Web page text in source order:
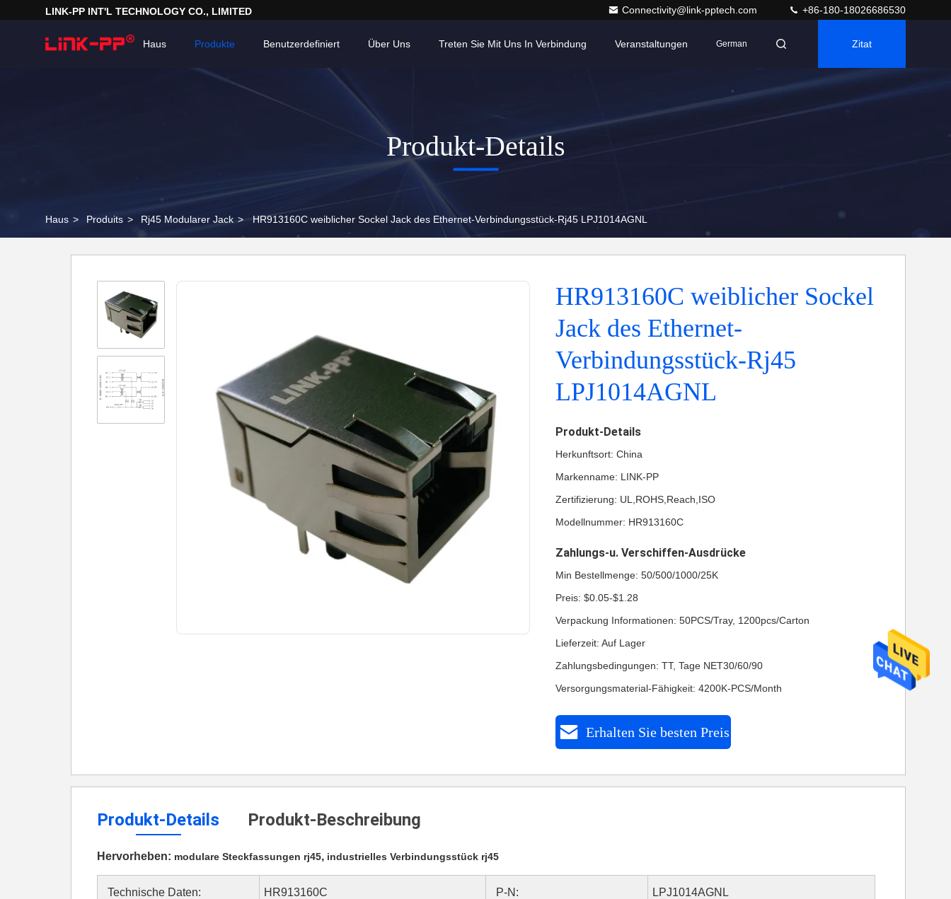
LINK-PP INT'L TECHNOLOGY CO., LIMITED Connectivity@link-pptech.com +86-180-18026686530
Haus Produkte Über Uns Treten Sie Mit Uns In Verbindung Veranstaltungen
Benutzerdefiniert German Zitat
Produkt-Details
Haus > Produits > Rj45 Modularer Jack > HR913160C weiblicher Sockel Jack des Ethernet-Verbindungsstück-Rj45 LPJ1014AGNL
HR913160C weiblicher Sockel
Jack des Ethernet-
Verbindungsstück-Rj45
LPJ1014AGNL
Produkt-Details
Herkunftsort: China
Markenname: LINK-PP
Zertifizierung: UL,ROHS,Reach,ISO
Modellnummer: HR913160C
Zahlungs-u. Verschiffen-Ausdrücke
Min Bestellmenge: 50/500/1000/25K
Preis: $0.05-$1.28
Verpackung Informationen: 50PCS/Tray, 1200pcs/Carton
Lieferzeit: Auf Lager
Zahlungsbedingungen: TT, Tage NET30/60/90
Versorgungsmaterial-Fähigkeit: 4200K-PCS/Month
Erhalten Sie besten Preis
Produkt-Details Produkt-Beschreibung
Hervorheben: modulare Steckfassungen rj45, industrielles Verbindungsstück rj45
Technische Daten: HR913160C P-N: LPJ1014AGNL